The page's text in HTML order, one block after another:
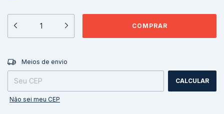
Entregas para o CEP:
Meios de envio
CALCULAR
Não sei meu CEP